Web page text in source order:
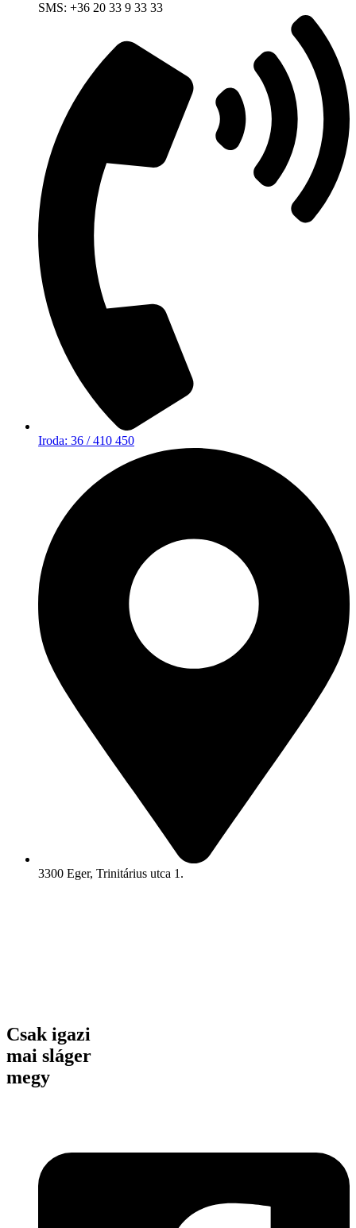
SMS: +36 20 33 9 33 33
Iroda: 36 / 410 450
3300 Eger, Trinitárius utca 1.
Csak igazi
mai sláger
megy